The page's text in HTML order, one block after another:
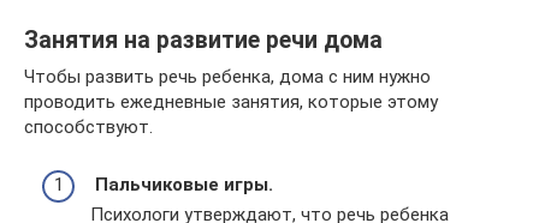
Занятия на развитие речи дома
Чтобы развить речь ребенка, дома с ним нужно
проводить ежедневные занятия, которые этому
способствуют.
Пальчиковые игры.
Психологи утверждают, что речь ребенка